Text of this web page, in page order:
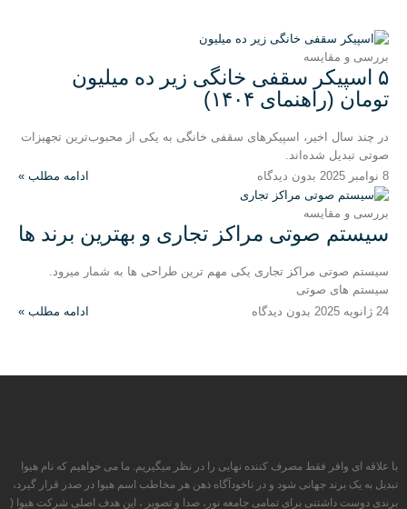
بررسی و مقایسه
۵ اسپیکر سقفی خانگی زیر ده میلیون
تومان (راهنمای ۱۴۰۴)
در چند سال اخیر، اسپیکرهای سقفی خانگی به یکی از محبوب‌ترین تجهیزات
صوتی تبدیل شده‌اند.
ادامه مطلب »
8 نوامبر 2025 بدون دیدگاه
بررسی و مقایسه
سیستم صوتی مراکز تجاری و بهترین برند ها
سیستم صوتی مراکز تجاری یکی مهم ترین طراحی ها به شمار میرود.
سیستم های صوتی
ادامه مطلب »
24 ژانویه 2025 بدون دیدگاه
با علاقه ای وافر فقط مصرف کننده نهایی را در نظر میگیریم. ما می خواهیم که نام هیوا
تبدیل به یک برند جهانی شود و در ناخودآگاه ذهن هر مخاطب اسم هیوا در صدر قرار گیرد،
برندی دوست داشتنی برای تمامی جامعه نور، صدا و تصویر ، این هدف اصلی شرکت هیوا (